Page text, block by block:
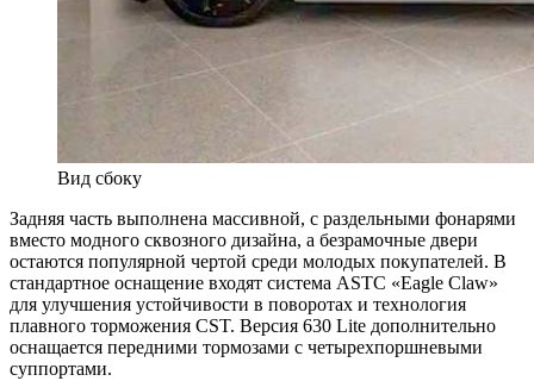
Вид сбоку
Задняя часть выполнена массивной, с раздельными фонарями
вместо модного сквозного дизайна, а безрамочные двери
остаются популярной чертой среди молодых покупателей. В
стандартное оснащение входят система ASTC «Eagle Claw»
для улучшения устойчивости в поворотах и технология
плавного торможения CST. Версия 630 Lite дополнительно
оснащается передними тормозами с четырехпоршневыми
суппортами.